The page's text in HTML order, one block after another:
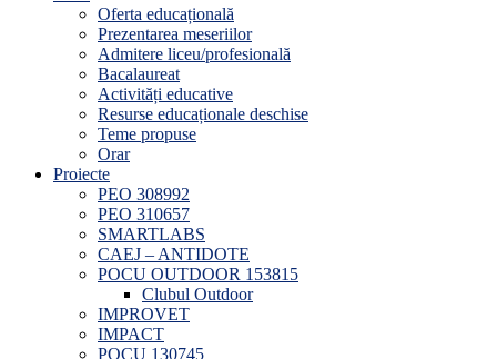
Oferta educațională
Prezentarea meseriilor
Admitere liceu/profesională
Bacalaureat
Activități educative
Resurse educaționale deschise
Teme propuse
Orar
Proiecte
PEO 308992
PEO 310657
SMARTLABS
CAEJ – ANTIDOTE
POCU OUTDOOR 153815
Clubul Outdoor
IMPROVET
IMPACT
POCU 130745